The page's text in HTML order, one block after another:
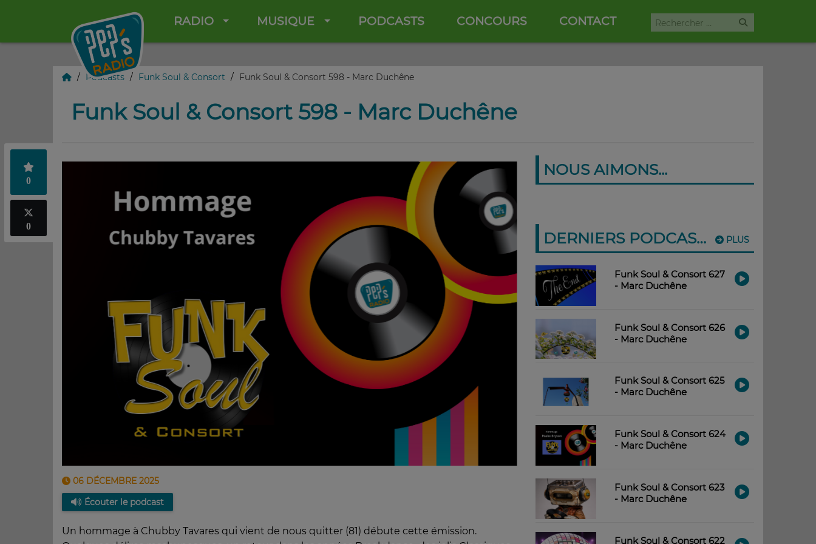
RADIO MUSIQUE PODCASTS CONCOURS CONTACT
Podcasts Funk Soul & Consort Funk Soul & Consort 598 - Marc Duchêne
Funk Soul & Consort 598 - Marc Duchêne
0
0
06 DÉCEMBRE 2025
Écouter le podcast
Un hommage à Chubby Tavares qui vient de nous quitter (81) débute cette émission.
NOUS AIMONS...
PLUS
DERNIERS PODCASTS
Funk Soul & Consort 627
- Marc Duchêne
Funk Soul & Consort 626
- Marc Duchêne
Funk Soul & Consort 625
- Marc Duchêne
Funk Soul & Consort 624
- Marc Duchêne
Funk Soul & Consort 623
- Marc Duchêne
Funk Soul & Consort 622